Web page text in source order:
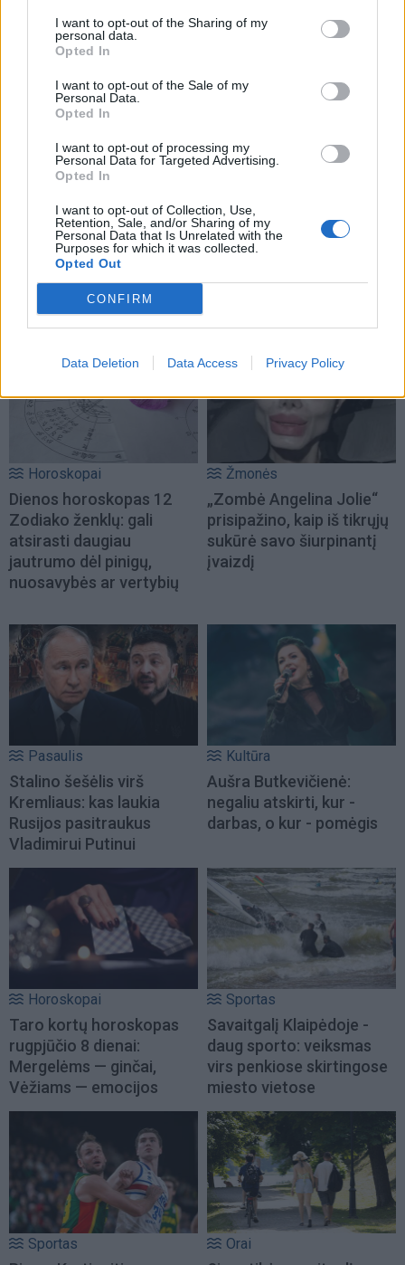
I want to opt-out of the Sharing of my
personal data.
Opted In
I want to opt-out of the Sale of my
Personal Data.
Opted In
I want to opt-out of processing my
Personal Data for Targeted Advertising.
Opted In
I want to opt-out of Collection, Use,
Retention, Sale, and/or Sharing of my
Personal Data that Is Unrelated with the
Purposes for which it was collected.
Opted Out
CONFIRM
Data Deletion Data Access Privacy Policy
NAUJI
Horoskopai
Dienos horoskopas 12
Zodiako ženklų: gali
atsirasti daugiau
jautrumo dėl pinigų,
nuosavybės ar vertybių
Žmonės
„Zombė Angelina Jolie“
prisipažino, kaip iš tikrųjų
sukūrė savo šiurpinantį
įvaizdį
Pasaulis
Stalino šešėlis virš
Kremliaus: kas laukia
Rusijos pasitraukus
Vladimirui Putinui
Kultūra
Aušra Butkevičienė:
negaliu atskirti, kur -
darbas, o kur - pomėgis
Horoskopai
Taro kortų horoskopas
rugpjūčio 8 dienai:
Mergelėms — ginčai,
Vėžiams — emocijos
Sportas
Savaitgalį Klaipėdoje -
daug sporto: veiksmas
virs penkiose skirtingose
miesto vietose
Sportas Orai